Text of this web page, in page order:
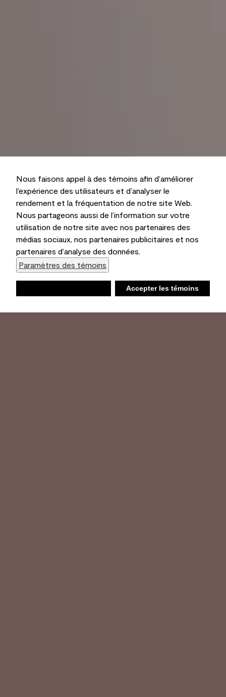
Nous faisons appel à des témoins afin d’améliorer
l’expérience des utilisateurs et d’analyser le
rendement et la fréquentation de notre site Web.
Nous partageons aussi de l’information sur votre
utilisation de notre site avec nos partenaires des
médias sociaux, nos partenaires publicitaires et nos
partenaires d’analyse des données.
Paramètres des témoins
Accepter les témoins
Liste d’achats